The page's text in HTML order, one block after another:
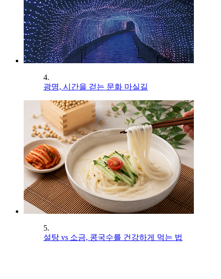
4.
광명, 시간을 걷는 문화 마실길
5.
설탕 vs 소금, 콩국수를 건강하게 먹는 법